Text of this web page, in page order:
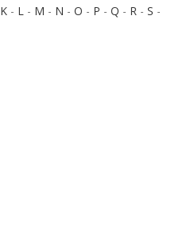
K - L - M - N - O - P - Q - R - S -